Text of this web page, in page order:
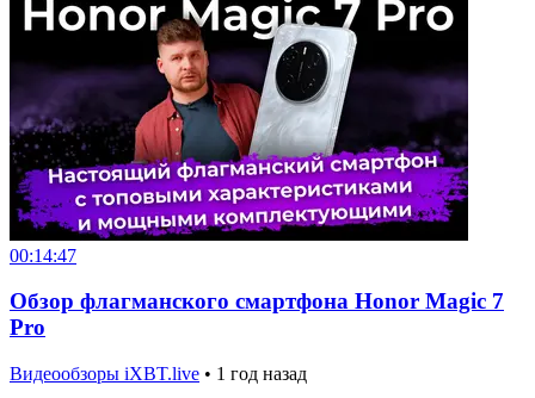
00:14:47
Обзор флагманского смартфона Honor Magic 7
Pro
Видеообзоры iXBT.live • 1 год назад